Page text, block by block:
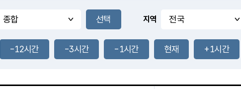
풍도
1.4m/s
34.6
℃
-
-mm
지역
-12시간 -3시간 -1시간 현재 +1시간